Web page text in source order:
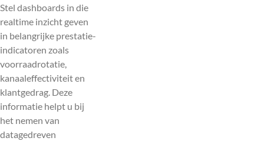
Stel dashboards in die
realtime inzicht geven
in belangrijke prestatie-
indicatoren zoals
voorraadrotatie,
kanaaleffectiviteit en
klantgedrag. Deze
informatie helpt u bij
het nemen van
datagedreven